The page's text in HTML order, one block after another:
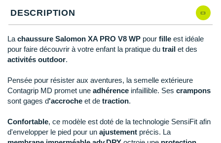
DESCRIPTION
La chaussure Salomon XA PRO V8 WP pour fille est idéale
pour faire découvrir à votre enfant la pratique du trail et des
activités outdoor.
Pensée pour résister aux aventures, la semelle extérieure
Contagrip MD promet une adhérence infaillible. Ses crampons
sont gages d'accroche et de traction.
Confortable, ce modèle est doté de la technologie SensiFit afin
d'envelopper le pied pour un ajustement précis. La
+ Voir tous les
NNormal
Odlo
On-Running
Orca
OVERSTIMS